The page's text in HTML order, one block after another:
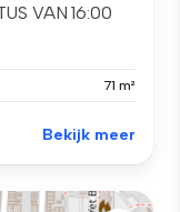
VAN 16:00
71 m²
Bekijk meer